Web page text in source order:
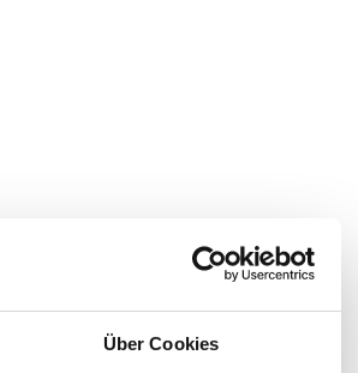
Über Cookies